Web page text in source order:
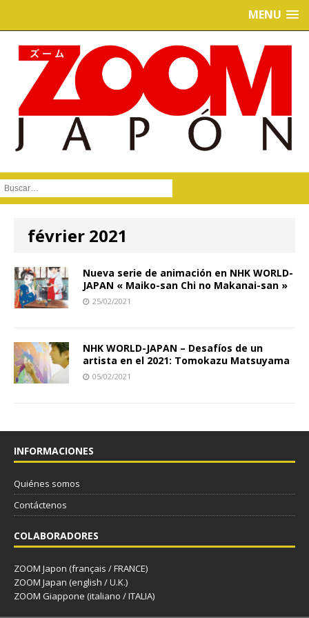
MENU
Buscar :
février 2021
Nueva serie de animación en NHK WORLD-
JAPAN « Maiko-san Chi no Makanai-san »
25/02/2021
NHK WORLD-JAPAN – Desafíos de un
artista en el 2021: Tomokazu Matsuyama
05/02/2021
INFORMACIONES
Quiénes somos
Contáctenos
COLABORADORES
ZOOM Japon (français / FRANCE)
ZOOM Japan (english / U.K.)
ZOOM Giappone (italiano / ITALIA)